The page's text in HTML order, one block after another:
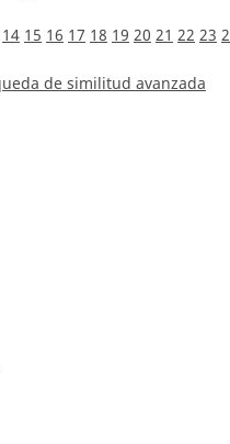
14 15 16 17 18 19 20 21 22 23
de similitud avanzada